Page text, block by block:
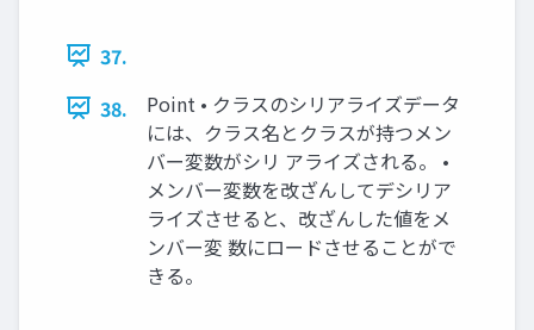
37.
38.
Point • クラスのシリアライズデータ
には、クラス名とクラスが持つメン
バー変数がシリ アライズされる。 •
メンバー変数を改ざんしてデシリア
ライズさせると、改ざんした値をメ
ンバー変 数にロードさせることがで
きる。